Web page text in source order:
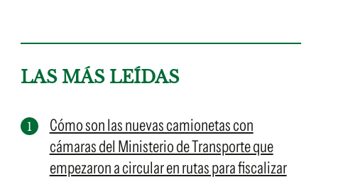
LAS MÁS LEÍDAS
Cómo son las nuevas camionetas con
cámaras del Ministerio de Transporte que
empezaron a circular en rutas para fiscalizar